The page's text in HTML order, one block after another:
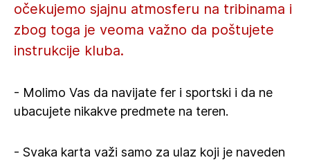
očekujemo sjajnu atmosferu na tribinama i
zbog toga je veoma važno da poštujete
instrukcije kluba.
- Molimo Vas da navijate fer i sportski i da ne
ubacujete nikakve predmete na teren.
- Svaka karta važi samo za ulaz koji je naveden